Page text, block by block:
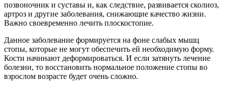
позвоночник и суставы и, как следствие, развивается сколиоз,
артроз и другие заболевания, снижающие качество жизни.
Важно своевременно лечить плоскостопие.
Данное заболевание формируется на фоне слабых мышц
стопы, которые не могут обеспечить ей необходимую форму.
Кости начинают деформироваться. И если затянуть лечение
болезни, то восстановить нормальное положение стопы во
взрослом возрасте будет очень сложно.